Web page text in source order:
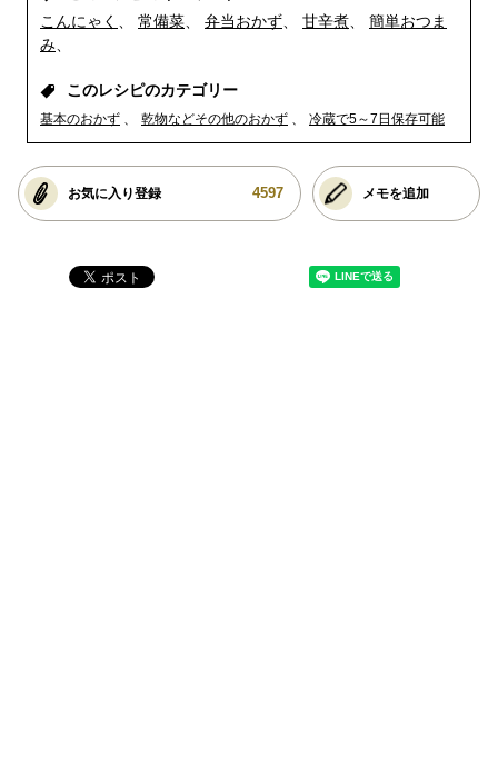
こんにゃく
常備菜 弁当おかず 甘辛煮
簡単おつま
み
このレシピのカテゴリー
基本のおかず 乾物などその他のおかず 冷蔵で5～7日保存可能
お気に入り登録 4597 メモを追加